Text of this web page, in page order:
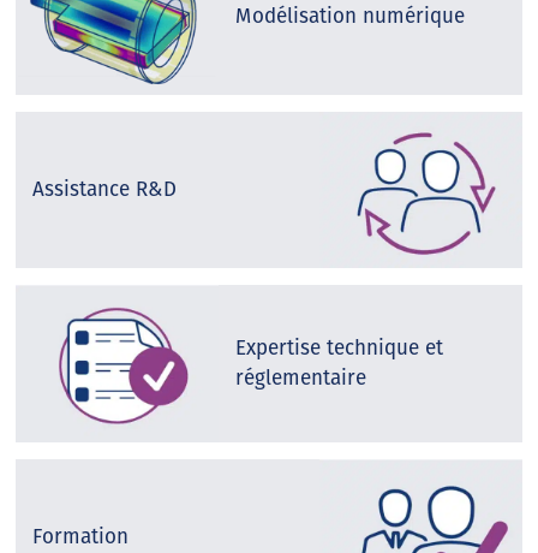
Modélisation numérique
Assistance R&D
Expertise technique et
réglementaire
Formation